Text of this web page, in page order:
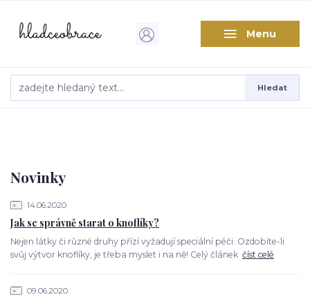
Menu
Hledat
Novinky
14.06.2020
Jak se správně starat o knoflíky?
Nejen látky či různé druhy přízí vyžadují speciální péči. Ozdobíte-li
svůj výtvor knoflíky, je třeba myslet i na ně! Celý článek číst celé
09.06.2020